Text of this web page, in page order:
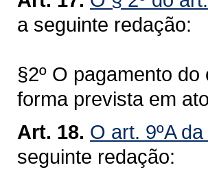
a seguinte redação:
§2º O pagamento
forma prevista em
Art. 18. O art. 9ºA
seguinte redação: